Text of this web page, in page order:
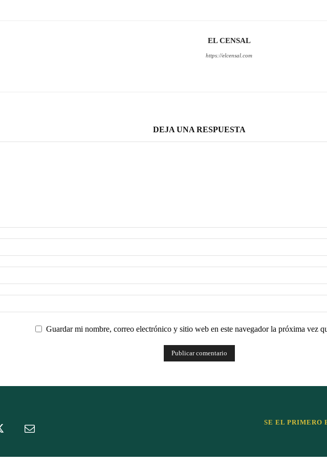
EL CENSAL
https://elcensal.com
DEJA UNA RESPUESTA
Guardar mi nombre, correo electrónico y sitio web en este navegador la próxima vez
SE EL PRIMERO